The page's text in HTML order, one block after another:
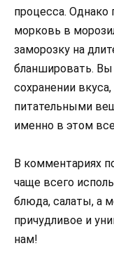
процесса. Однако
морковь в
заморозку на
бланшировать.
сохранении
питательными
именно в этом
В комментариях
чаще всего
блюда, салаты, а
причудливое и
нам!